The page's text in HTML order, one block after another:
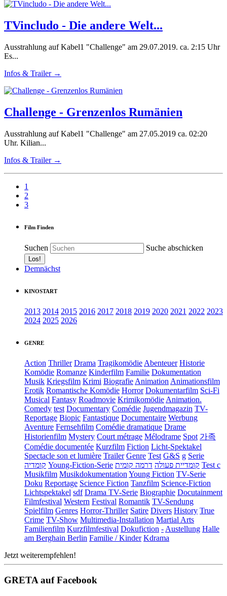
TVincludo - Die andere Welt...
Ausstrahlung auf Kabel1 "Challenge" am 29.07.2019. ca. 2:15 Uhr
Es...
Infos & Trailer →
Challenge - Grenzenlos Rumänien
Ausstrahlung auf Kabel1 "Challenge" am 27.05.2019 ca. 02:20
Uhr. Kilian...
Infos & Trailer →
1
2
3
Film Finden
Suchen Suche abschicken
Demnächst
KINOSTART
2013 2014 2015 2016 2017 2018 2019 2020 2021 2022 2023
2024 2025 2026
GENRE
Action Thriller Drama Tragikomödie Abenteuer Historie
Komödie Romanze Kinderfilm Familie Dokumentation
Musik Kriegsfilm Krimi Biografie Animation Animationsfilm
Erotik Romantische Komödie Horror Dokumentarfilm Sci-Fi
Musical Fantasy Roadmovie Krimikomödie Animation.
Comedy test Documentary Comédie Jugendmagazin TV-
Reportage Biopic Fantastique Documentaire Werbung
Aventure Fernsehfilm Comédie dramatique Drame
Historienfilm Mystery Court métrage Mélodrame Spot 가족
Comédie documentée Kurzfilm Fiction Licht-Spektakel
Spectacle son et lumière Trailer Genre Test G&S g Serie
קומדיה Young-Fiction-Serie קומדיית פעולה דרמה קומית
Test c
Musikfilm Musikdokumentation Young Fiction TV-Serie
Doku Reportage Science Fiction Tanzfilm Science-Fiction
Lichtspektakel sdf Drama TV-Serie Biographie Docutainment
Filmfestival Western Festival Romantik TV-Sendung
Spielfilm Genres Horror-Thriller Satire Divers History True
Crime TV-Show Multimedia-Installation Martial Arts
Familienfilm Kurzfilmfestival Dokufiction - Austellung Halle
am Berghain Berlin Familie / Kinder Kdrama
Jetzt weiterempfehlen!
GRETA auf Facebook